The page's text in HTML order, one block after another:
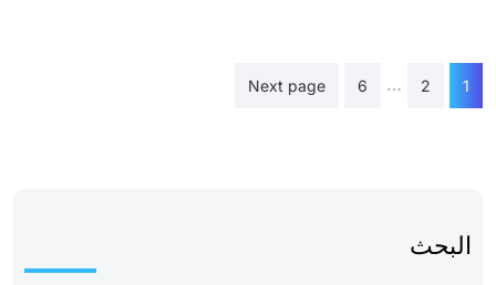
تعدد
صفحات
1
2
…
6
Next page
البحث